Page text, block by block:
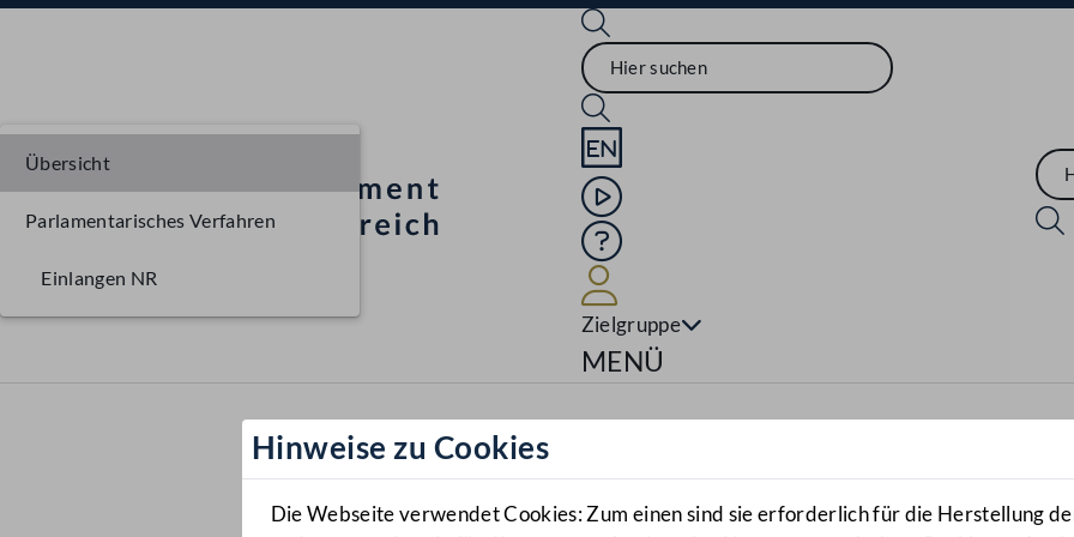
Sprache English
Mediathek
Hilfe
Zielgruppe
Navigationsmenü öffnen
MENÜ
Hinweise zu Cookies
Die Webseite verwendet Cookies: Zum einen sind sie erforderlich für die Herstellung
Übersicht
Parlamentarisches Verfahren
Einlangen NR